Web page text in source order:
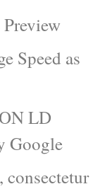
Speed as
LD
Google